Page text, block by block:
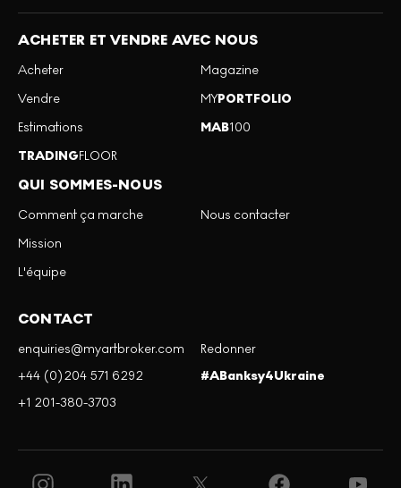
ACHETER ET VENDRE AVEC NOUS
Acheter
Vendre
Estimations
TRADINGFLOOR
Magazine
MYPORTFOLIO
MAB100
QUI SOMMES-NOUS
Comment ça marche
Mission
L'équipe
Nous contacter
CONTACT
enquiries@myartbroker.com
+44 (0)204 571 6292
+1 201-380-3703
Redonner
#ABanksy4Ukraine